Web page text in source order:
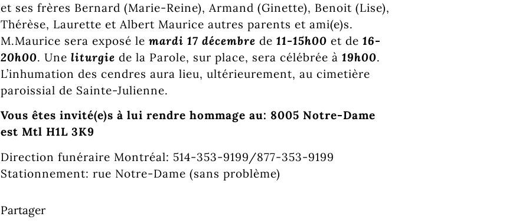
et ses frères Bernard (Marie-Reine), Armand (Ginette), Benoit (Lise),
Thérèse, Laurette et Albert Maurice autres parents et ami(e)s.
M.Maurice sera exposé le mardi 17 décembre de 11-15h00 et de 16-
20h00. Une liturgie de la Parole, sur place, sera célébrée à 19h00.
L’inhumation des cendres aura lieu, ultérieurement, au cimetière
paroissial de Sainte-Julienne.
Vous êtes invité(e)s à lui rendre hommage au: 8005 Notre-Dame
est Mtl H1L 3K9
Direction funéraire Montréal: 514-353-9199/877-353-9199
Stationnement: rue Notre-Dame (sans problème)
Partager